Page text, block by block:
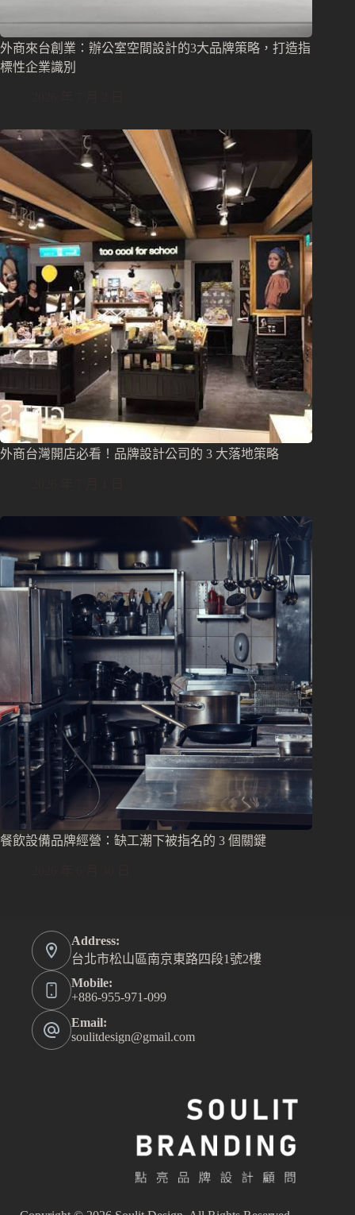
外商來台創業：辦公室空間設計的3大品牌策略，打造指
標性企業識別
外商台灣開店必看！品牌設計公司的 3 大落地策略
餐飲設備品牌經營：缺工潮下被指名的 3 個關鍵
Address:
台北市松山區南京東路四段1號2樓
Mobile:
+886-955-971-099
Email:
soulitdesign@gmail.com